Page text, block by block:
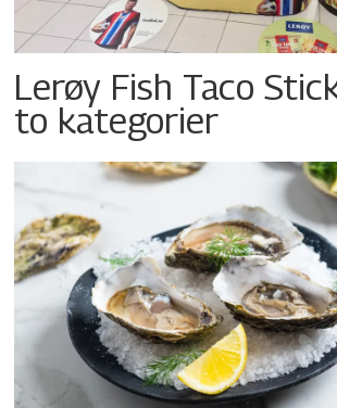
Lerøy Fish Taco
to kategorier